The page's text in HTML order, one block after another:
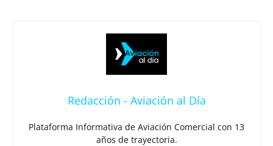
Redacción - Aviación al Día
Plataforma Informativa de Aviación Comercial con 13
años de trayectoria.